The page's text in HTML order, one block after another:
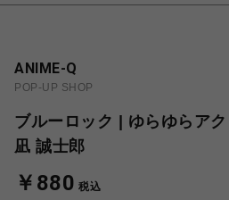
ANIME-Q
POP-UP SHOP
ブルーロック | ゆらゆらア
凪 誠士郎
￥880 税込